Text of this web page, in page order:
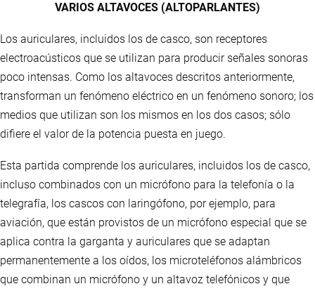
VARIOS ALTAVOCES (ALTOPARLANTES)
Los auriculares, incluidos los de casco, son receptores
electroacústicos que se utilizan para producir señales sonoras
poco intensas. Como los altavoces descritos anteriormente,
transforman un fenómeno eléctrico en un fenómeno sonoro; los
medios que utilizan son los mismos en los dos casos; sólo
difiere el valor de la potencia puesta en juego.
Esta partida comprende los auriculares, incluidos los de casco,
incluso combinados con un micrófono para la telefonía o la
telegrafía, los cascos con laringófono, por ejemplo, para
aviación, que están provistos de un micrófono especial que se
aplica contra la garganta y auriculares que se adaptan
permanentemente a los oídos, los microteléfonos alámbricos
que combinan un micrófono y un altavoz telefónicos y que